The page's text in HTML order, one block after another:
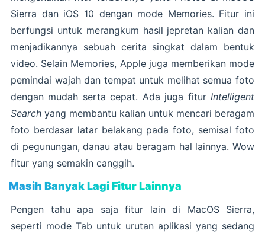
Sierra dan iOS 10 dengan mode Memories. Fitur ini
berfungsi untuk merangkum hasil jepretan kalian dan
menjadikannya sebuah cerita singkat dalam bentuk
video. Selain Memories, Apple juga memberikan mode
pemindai wajah dan tempat untuk melihat semua foto
dengan mudah serta cepat. Ada juga fitur Intelligent
Search yang membantu kalian untuk mencari beragam
foto berdasar latar belakang pada foto, semisal foto
di pegunungan, danau atau beragam hal lainnya. Wow
fitur yang semakin canggih.
Masih Banyak Lagi Fitur Lainnya
Pengen tahu apa saja fitur lain di MacOS Sierra,
seperti mode Tab untuk urutan aplikasi yang sedang